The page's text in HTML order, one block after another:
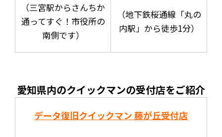
（三宮駅からさんちか
通ってすぐ！市役所の
南側です）
（地下鉄桜通線「丸の
内駅」から徒歩1分）
愛知県内のクイックマンの受付店をご紹介
データ復旧クイックマン 藤が丘受付店